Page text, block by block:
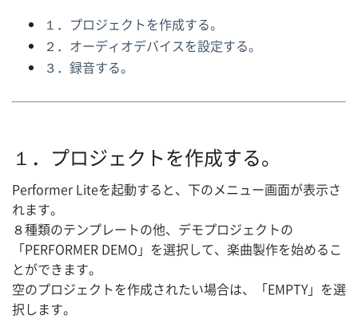
１．プロジェクトを作成する。
２．オーディオデバイスを設定する。
３．録音する。
１．プロジェクトを作成する。
Performer Liteを起動すると、下のメニュー画面が表示さ
れます。
８種類のテンプレートの他、デモプロジェクトの
「PERFORMER DEMO」を選択して、楽曲製作を始めるこ
とができます。
空のプロジェクトを作成されたい場合は、「EMPTY」を選
択します。